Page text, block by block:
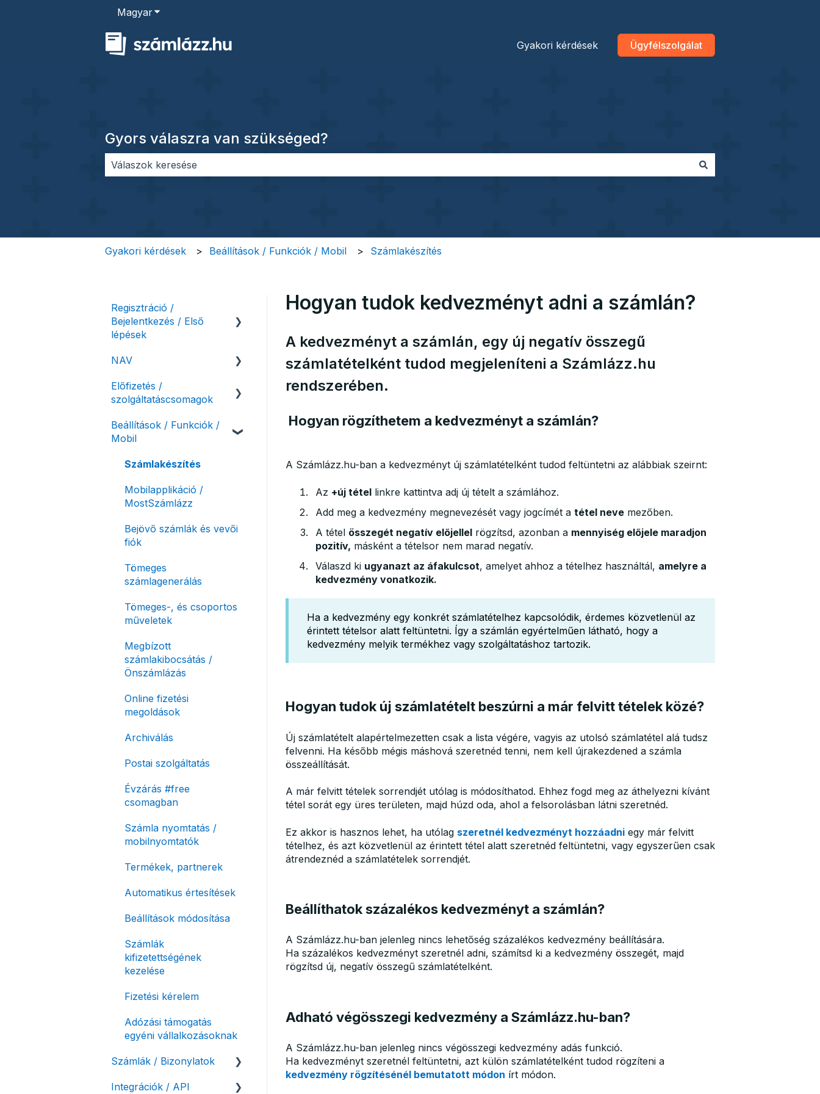
MagyarAlmenü megjelenítése fordításokhoz
Gyakori kérdések Ügyfélszolgálat
Gyors válaszra van szükséged?
Gyakori kérdések Beállítások / Funkciók / Mobil Számlakészítés
Hogyan tudok kedvezményt adni a számlán?
A kedvezményt a számlán, egy új negatív összegű
számlatételként tudod megjeleníteni a Számlázz.hu
rendszerében.
Hogyan rögzíthetem a kedvezményt a számlán?
A Számlázz.hu-ban a kedvezményt új számlatételként tudod feltüntetni az alábbiak szeirnt:
Az +új tétellinkre kattintva adj új tételt a számlához.
Add meg a kedvezmény megnevezését vagy jogcímét a tétel nevemezőben.
A tétel összegét negatív előjellelrögzítsd, azonban a mennyiség előjele maradjon
pozitív, másként a tételsor nem marad negatív.
Válaszd ki ugyanazt az áfakulcsot, amelyet ahhoz a tételhez használtál, amelyre a
kedvezmény vonatkozik.
Ha a kedvezmény egy konkrét számlatételhez kapcsolódik, érdemes közvetlenül az
érintett tételsor alatt feltüntetni. Így a számlán egyértelműen látható, hogy a
kedvezmény melyik termékhez vagy szolgáltatáshoz tartozik.
Hogyan tudok új számlatételt beszúrni a már felvitt tételek közé?
Új számlatételt alapértelmezetten csak a lista végére, vagyis az utolsó számlatétel alá tudsz
felvenni. Ha később mégis máshová szeretnéd tenni, nem kell újrakezdened a számla
összeállítását.
A már felvitt tételek sorrendjét utólag is módosíthatod. Ehhez fogd meg az áthelyezni kívánt
tétel sorát egy üres területen, majd húzd oda, ahol a felsorolásban látni szeretnéd.
Ez akkor is hasznos lehet, ha utólag szeretnél kedvezményt hozzáadniegy már felvitt
tételhez, és azt közvetlenül az érintett tétel alatt szeretnéd feltüntetni, vagy egyszerűen csak
átrendeznéd a számlatételek sorrendjét.
Beállíthatok százalékos kedvezményt a számlán?
A Számlázz.hu-ban jelenleg nincs lehetőség százalékos kedvezmény beállítására.
Ha százalékos kedvezményt szeretnél adni, számítsd ki a kedvezmény összegét, majd
rögzítsd új, negatív összegű számlatételként.
Adható végösszegi kedvezmény a Számlázz.hu-ban?
A Számlázz.hu-ban jelenleg nincs végösszegi kedvezmény adás funkció.
Ha kedvezményt szeretnél feltüntetni, azt külön számlatételként tudod rögzíteni a
kedvezmény rögzítésénél bemutatott módon írt módon.
Regisztráció /
Bejelentkezés / Első
lépések
Felhasználó beállításai
Számlázási fiók kezdő
beállításai, első lépések
NAV
NAV online
adatszolgáltatás
Adóhatósági ellenőrzés
adatszolgáltatás
NAV pénztárgép feladás
Számlaverzum
Előfizetés /
szolgáltatáscsomagok
Szolgáltatáscsomag
kiválasztása
Szolgáltatáscsomag
Fiók / felhasználó
Díjfizetés / díjtartozás /
Fizetési módok
Beállítások / Funkciók /
Mobil
Számlakészítés
Mobilapplikáció /
MostSzámlázz
Bejövő számlák és vevői
fiók
Tömeges
számlagenerálás
Tömeges-, és csoportos
műveletek
Megbízott
számlakibocsátás /
Önszámlázás
Online fizetési
megoldások
Archiválás
Postai szolgáltatás
Évzárás #free
csomagban
Számla nyomtatás /
mobilnyomtatók
Termékek, partnerek
Automatikus értesítések
Beállítások módosítása
Számlák
kifizetettségének
kezelése
Fizetési kérelem
Adózási támogatás
egyéni vállalkozásoknak
Számlák / Bizonylatok
Sztornó-, és helyesbítő
Integrációk / API